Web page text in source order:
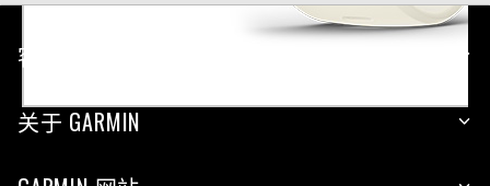
客户服务
关于 GARMIN